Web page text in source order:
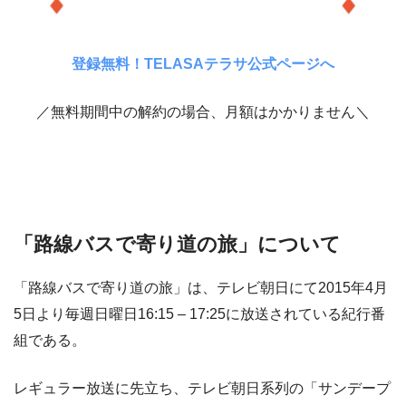
登録無料！TELASAテラサ公式ページへ
／無料期間中の解約の場合、月額はかかりません＼
「路線バスで寄り道の旅」について
「路線バスで寄り道の旅」は、テレビ朝日にて2015年4月
5日より毎週日曜日16:15 – 17:25に放送されている紀行番
組である。
レギュラー放送に先立ち、テレビ朝日系列の「サンデープ